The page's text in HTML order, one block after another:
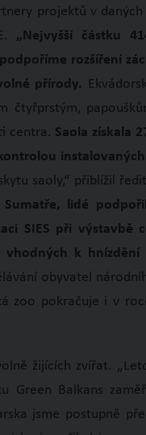
projektů v
„Nejvyšší částku
rozšíření
přírody.
čtyřprstým,
centra. Saola získala
saoly,“ přiblížil
lidé
SIES při výstavbě
k hnízdění
obyvatel
zoo pokračuje i v
žijících zvířat.
Green Balkans
jsme postupně